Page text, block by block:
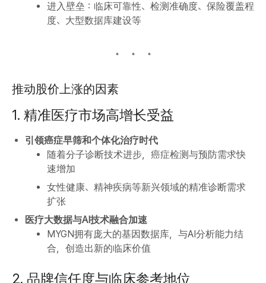
进入壁垒：临床可靠性、检测准确度、保险覆盖程
度、大型数据库建设等
推动股价上涨的因素
1. 精准医疗市场高增长受益
引领癌症早筛和个体化治疗时代
随着分子诊断技术进步，癌症检测与预防需求快
速增加
女性健康、精神疾病等新兴领域的精准诊断需求
扩张
医疗大数据与AI技术融合加速
MYGN拥有庞大的基因数据库，与AI分析能力结
合，创造出新的临床价值
2. 品牌信任度与临床参考地位